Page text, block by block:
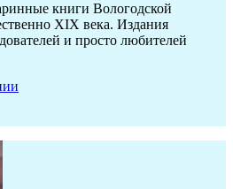
книги Вологодской
XIX века. Издания
и просто любителей